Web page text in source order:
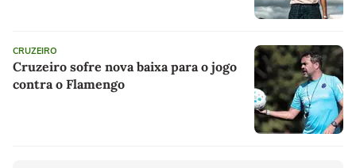
CRUZEIRO
Cruzeiro sofre nova baixa para o jogo
contra o Flamengo